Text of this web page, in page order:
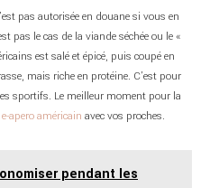
pas autorisée en douane si vous en
pas le cas de la viande séchée ou le «
est salé et épicé, puis coupé en
mais riche en protéine. C’est pour
sportifs. Le meilleur moment pour la
e-apero américain avec vos proches.
pendant les